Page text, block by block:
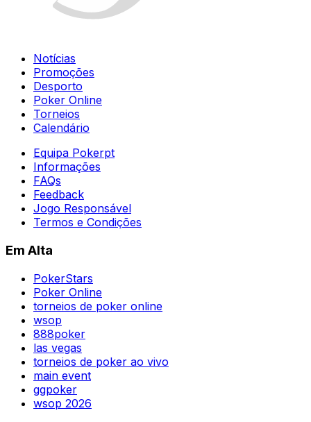
Notícias
Promoções
Desporto
Poker Online
Torneios
Calendário
Equipa Pokerpt
Informações
FAQs
Feedback
Jogo Responsável
Termos e Condições
Em Alta
PokerStars
Poker Online
torneios de poker online
wsop
888poker
las vegas
torneios de poker ao vivo
main event
ggpoker
wsop 2026